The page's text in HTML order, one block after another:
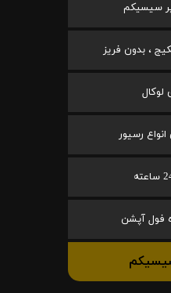
سیسیکم
، بدون فریز
لوکال
رسیور